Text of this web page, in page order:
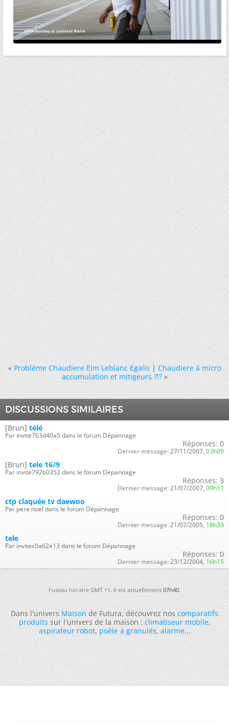
« Probléme Chaudiere Elm Leblanc Egalis|Chaudiere à micro
accumulation et mitigeurs ?!? »
DISCUSSIONS SIMILAIRES
[Brun] télé
Par invite763d40a5 dans le forum Dépannage
Réponses: 0
Dernier message: 27/11/2007, 03h09
[Brun] tele 16/9
Par invite792b0352 dans le forum Dépannage
Réponses: 3
Dernier message: 21/07/2007, 09h11
ctp claquée tv daewoo
Par pere noel dans le forum Dépannage
Réponses: 0
Dernier message: 21/07/2005, 18h39
tele
Par invitec0a62e13 dans le forum Dépannage
Réponses: 0
Dernier message: 23/12/2004, 16h15
Fuseau horaire GMT +1. Il est actuellement07h40.
Dans l'universMaisonde Futura, découvrez noscomparatifs
produitssur l'univers de la maison :climatiseur mobile,
aspirateur robot,poêle à granulés,alarme...